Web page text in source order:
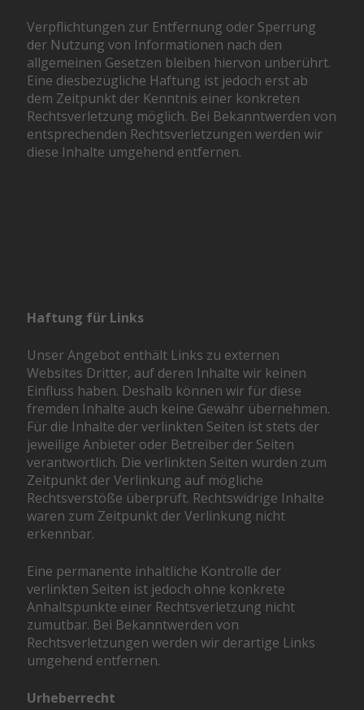
Verpflichtungen zur Entfernung oder Sperrung
der Nutzung von Informationen nach den
allgemeinen Gesetzen bleiben hiervon unberührt.
Eine diesbezügliche Haftung ist jedoch erst ab
dem Zeitpunkt der Kenntnis einer konkreten
Rechtsverletzung möglich. Bei Bekanntwerden von
entsprechenden Rechtsverletzungen werden wir
diese Inhalte umgehend entfernen.
Haftung für Links
Unser Angebot enthält Links zu externen
Websites Dritter, auf deren Inhalte wir keinen
Einfluss haben. Deshalb können wir für diese
fremden Inhalte auch keine Gewähr übernehmen.
Für die Inhalte der verlinkten Seiten ist stets der
jeweilige Anbieter oder Betreiber der Seiten
verantwortlich. Die verlinkten Seiten wurden zum
Zeitpunkt der Verlinkung auf mögliche
Rechtsverstöße überprüft. Rechtswidrige Inhalte
waren zum Zeitpunkt der Verlinkung nicht
erkennbar.
Eine permanente inhaltliche Kontrolle der
verlinkten Seiten ist jedoch ohne konkrete
Anhaltspunkte einer Rechtsverletzung nicht
zumutbar. Bei Bekanntwerden von
Rechtsverletzungen werden wir derartige Links
umgehend entfernen.
Urheberrecht